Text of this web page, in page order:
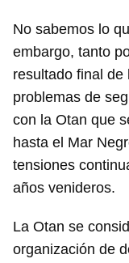
Guardar como
Para poder
No sabemos lo
embargo, tanto
resultado final
problemas de
con la Otan que
hasta el Mar
tensiones
años venideros.
La Otan se
organización de